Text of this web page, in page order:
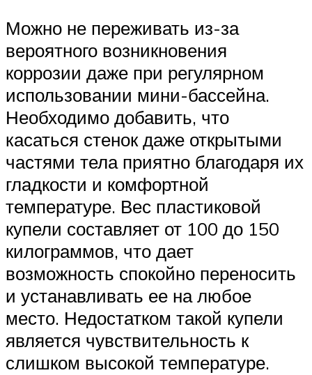
Можно не переживать из-за
вероятного возникновения
коррозии даже при регулярном
использовании мини-бассейна.
Необходимо добавить, что
касаться стенок даже открытыми
частями тела приятно благодаря их
гладкости и комфортной
температуре. Вес пластиковой
купели составляет от 100 до 150
килограммов, что дает
возможность спокойно переносить
и устанавливать ее на любое
место. Недостатком такой купели
является чувствительность к
слишком высокой температуре.